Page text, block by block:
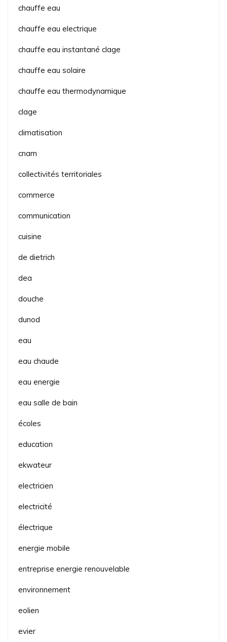
chauffe eau
chauffe eau electrique
chauffe eau instantané clage
chauffe eau solaire
chauffe eau thermodynamique
clage
climatisation
cnam
collectivités territoriales
commerce
communication
cuisine
de dietrich
dea
douche
dunod
eau
eau chaude
eau energie
eau salle de bain
écoles
education
ekwateur
electricien
electricité
électrique
energie mobile
entreprise energie renouvelable
environnement
eolien
evier